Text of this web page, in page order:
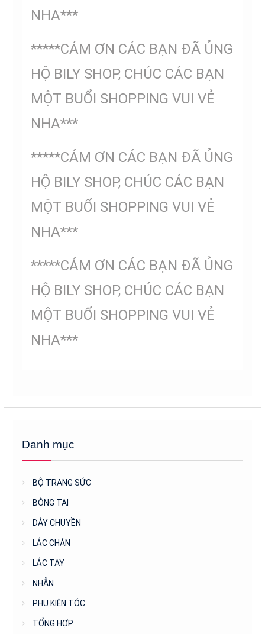
NHA***
*****CÁM ƠN CÁC BẠN ĐÃ ỦNG
HỘ BILY SHOP, CHÚC CÁC BẠN
MỘT BUỔI SHOPPING VUI VẺ
NHA***
*****CÁM ƠN CÁC BẠN ĐÃ ỦNG
HỘ BILY SHOP, CHÚC CÁC BẠN
MỘT BUỔI SHOPPING VUI VẺ
NHA***
*****CÁM ƠN CÁC BẠN ĐÃ ỦNG
HỘ BILY SHOP, CHÚC CÁC BẠN
MỘT BUỔI SHOPPING VUI VẺ
NHA***
Danh mục
BỘ TRANG SỨC
BÔNG TAI
DÂY CHUYỀN
LẮC CHÂN
LẮC TAY
NHẪN
PHỤ KIỆN TÓC
TỔNG HỢP